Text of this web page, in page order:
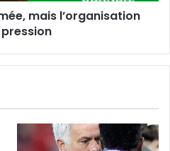
mais l’organisation